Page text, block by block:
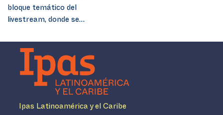
bloque temático del
livestream, donde se…
Ipas Latinoamérica y el Caribe